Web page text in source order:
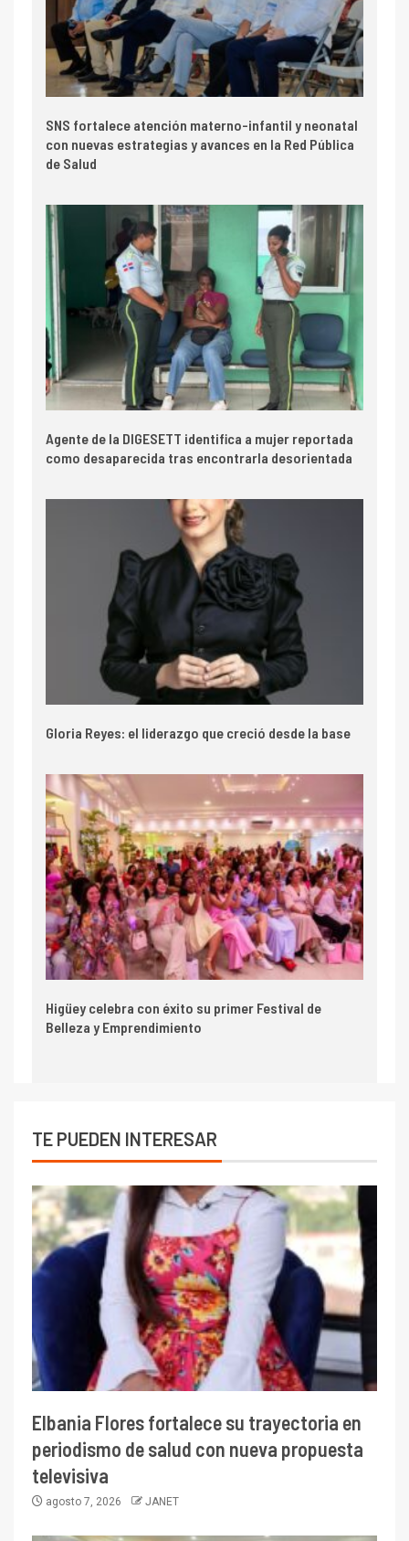
SNS fortalece atención materno-infantil y neonatal
con nuevas estrategias y avances en la Red Pública
de Salud
Agente de la DIGESETT identifica a mujer reportada
como desaparecida tras encontrarla desorientada
Gloria Reyes: el liderazgo que creció desde la base
Higüey celebra con éxito su primer Festival de
Belleza y Emprendimiento
TE PUEDEN INTERESAR
Elbania Flores fortalece su trayectoria en
periodismo de salud con nueva propuesta
televisiva
agosto 7, 2026 JANET